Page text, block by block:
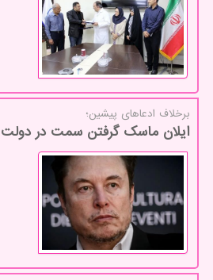
برخلاف ادعاهای پیشین؛
ایلان ماسک گرفتن سمت در دولت